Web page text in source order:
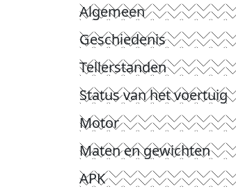
Algemeen
Geschiedenis
Tellerstanden
Status van het voertuig
Motor
Maten en gewichten
APK